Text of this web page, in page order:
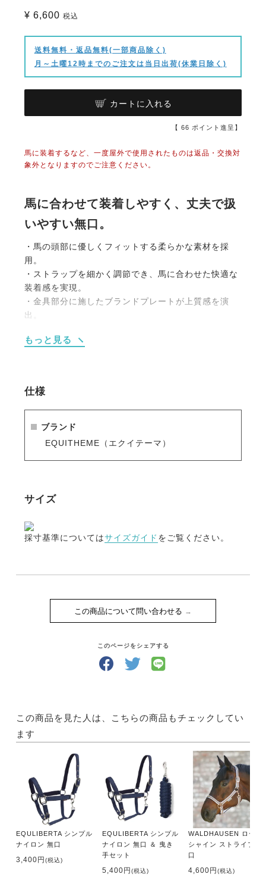
¥ 6,600 税込
送料無料・返品無料(一部商品除く)
月～土曜12時までのご注文は当日出荷(休業日除く)
カートに入れる
【 66 ポイント進呈】
馬に装着するなど、一度屋外で使用されたものは返品・交換対
象外となりますのでご注意ください。
馬に合わせて装着しやすく、丈夫で扱
いやすい無口。
・馬の頭部に優しくフィットする柔らかな素材を採
用。
・ストラップを細かく調節でき、馬に合わせた快適な
装着感を実現。
・金具部分に施したブランドプレートが上質感を演
出。
計。
発揮。
※シーズン品のため入荷数が少なく再販はありません
のでお早めのご注文をお勧めします。
もっと見る
仕様
ブランド
EQUITHEME（エクイテーマ）
サイズ
採寸基準についてはサイズガイド をご覧ください。
この商品について問い合わせる
このページをシェアする
この商品を見た人は、こちらの商品もチェックしてい
ます
EQULIBERTA シンプル
ナイロン 無口
3,400円(税込)
EQULIBERTA シンプル
ナイロン 無口 ＆ 曳き
手セット
5,400円(税込)
WALDHAUSEN ローズ
シャイン ストライプ 無
口
4,600円(税込)